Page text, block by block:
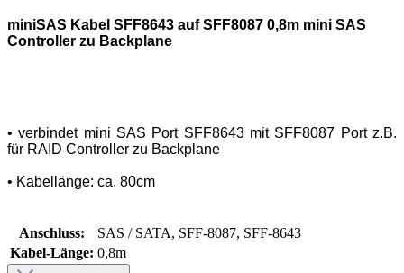
miniSAS Kabel SFF8643 auf SFF8087 0,8m mini SAS
Controller zu Backplane
• verbindet mini SAS Port SFF8643 mit SFF8087 Port z.B.
für RAID Controller zu Backplane
• Kabellänge: ca. 80cm
Anschluss:
SAS / SATA, SFF-8087, SFF-8643
Kabel-Länge: 0,8m